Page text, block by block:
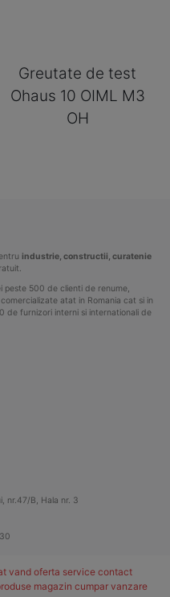
Greutate de test
Ohaus 10 OIML M3
OH
industrie, constructii, curatenie
peste 500 de clienti de renume,
atat in Romania cat si in
de furnizori interni si internationali de
nr.47/B, Hala nr. 3